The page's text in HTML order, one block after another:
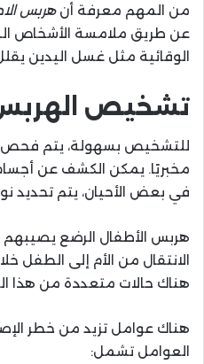
من المهم معرفة أنهربس
عن طريق ملامسة الأشخاص
الوقائية مثل غسل اليدين
تشخيص الهربس
للتشخيص بسهولة، يتم فحص
مخبريًا. يمكن الكشف عن
في بعض الأحيان، يتم تحديد
هربس الأطفال الرضع
الانتقال من الأم إلى الطفل
هناك حالات متعددة من هذا
هناك عوامل تزيد من خطر
العوامل تشمل: